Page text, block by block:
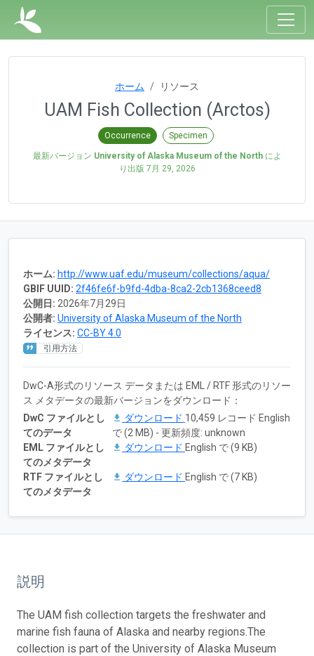
ホーム リソース
UAM Fish Collection (Arctos)
Occurrence Specimen
最新バージョン University of Alaska Museum of the Northによ
り出版 7月 29, 2026
ホーム: http://www.uaf.edu/museum/collections/aqua/
GBIF UUID: 2f46fe6f-b9fd-4dba-8ca2-2cb1368ceed8
公開日: 2026年7月29日
公開者: University of Alaska Museum of the North
ライセンス: CC-BY 4.0
引用方法
DwC-A形式のリソース データまたは EML / RTF 形式のリソー
ス メタデータの最新バージョンをダウンロード：
DwC ファイルとし
てのデータ
ダウンロード 10,459 レコード English
で (2 MB) - 更新頻度: unknown
EML ファイルとし
てのメタデータ
ダウンロード English で (9 KB)
RTF ファイルとし
てのメタデータ
ダウンロード English で (7 KB)
説明
The UAM fish collection targets the freshwater and
marine fish fauna of Alaska and nearby regions.The
collection is part of the University of Alaska Museum